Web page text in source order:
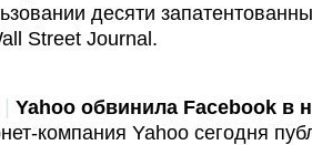
десяти
Street Journal.
| Yahoo обвинила Facebook в
компания Yahoo сегодня